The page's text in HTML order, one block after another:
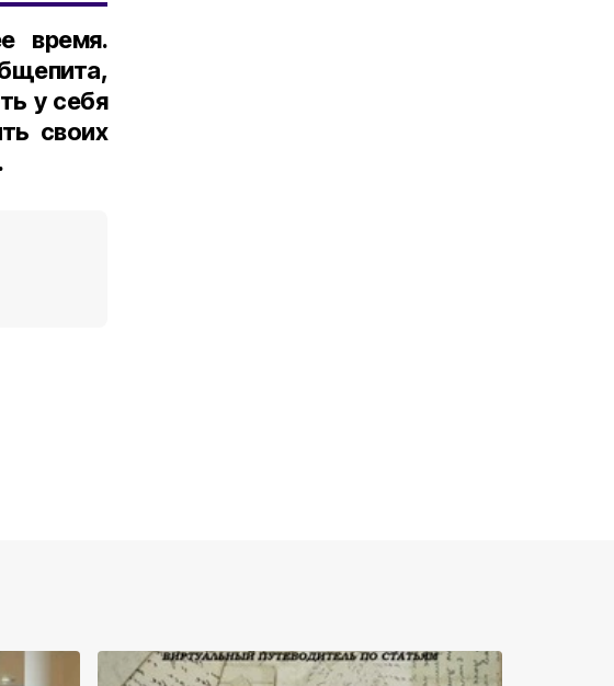
время.
у себя
своих